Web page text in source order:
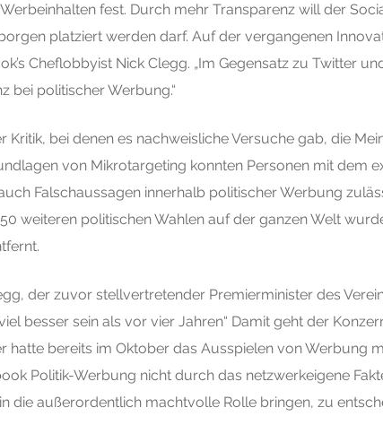
fest. Durch mehr Transparenz will der
platziert werden darf. Auf der vergangenen
Cheflobbyist Nick Clegg. „Im Gegensatz zu Twitter
bei politischer Werbung.“
bei denen es nachweisliche Versuche gab, die
von Mikrotargeting konnten Personen mit dem
Falschaussagen innerhalb politischer Werbung
weiteren politischen Wahlen auf der ganzen Welt
der zuvor stellvertretender Premierminister des
besser sein als vor vier Jahren“ Damit geht der
hatte bereits im Oktober das Ausspielen von Werbung
Politik-Werbung nicht durch das netzwerkeigene
die außerordentlich machtvolle Rolle bringen, zu